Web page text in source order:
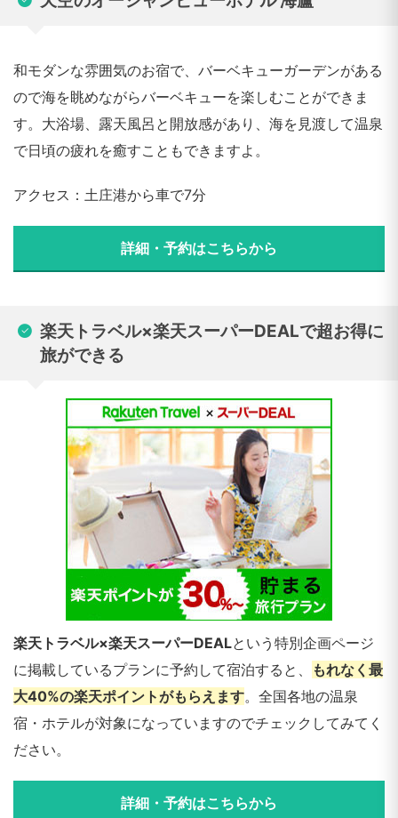
和モダンな雰囲気のお宿で、バーベキューガーデンがある
ので海を眺めながらバーベキューを楽しむことができま
す。大浴場、露天風呂と開放感があり、海を見渡して温泉
で日頃の疲れを癒すこともできますよ。
アクセス：土庄港から車で7分
詳細・予約はこちらから
楽天トラベル×楽天スーパーDEALで超お得に
旅ができる
楽天トラベル×楽天スーパーDEALという特別企画ページ
に掲載しているプランに予約して宿泊すると、
もれなく最
大40%の楽天ポイントがもらえます。全国各地の温泉
宿・ホテルが対象になっていますのでチェックしてみてく
ださい。
詳細・予約はこちらから